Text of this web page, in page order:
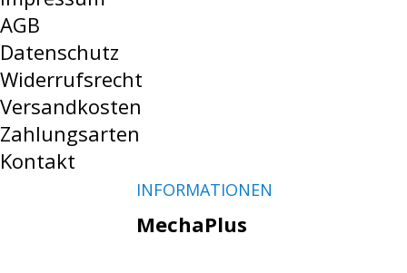
AGB
Datenschutz
Widerrufsrecht
Versandkosten
Zahlungsarten
Kontakt
INFORMATIONEN
MechaPlus